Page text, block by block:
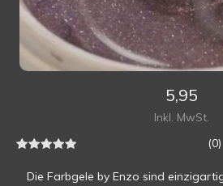
5,95
Inkl. MwSt.
(0)
Die Farbgele by Enzo sind